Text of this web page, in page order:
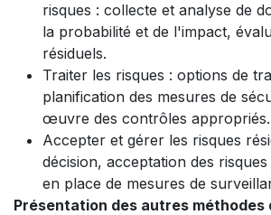
risques : collecte et analyse de
la probabilité et de l'impact,
résiduels.
Traiter les risques : options de
planification des mesures de
œuvre des contrôles appropriés.
Accepter et gérer les risques
décision, acceptation des
en place de mesures de
Présentation des autres